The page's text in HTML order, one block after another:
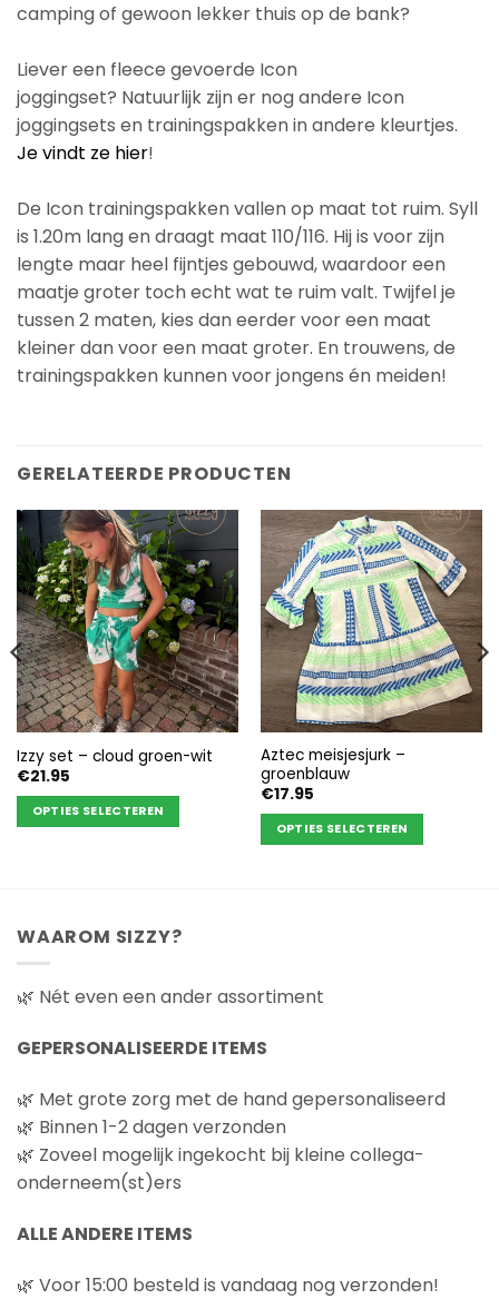
camping of gewoon lekker thuis op de bank?
Liever een fleece gevoerde Icon
joggingset? Natuurlijk zijn er nog andere Icon
joggingsets en trainingspakken in andere kleurtjes.
Je vindt ze hier!
De Icon trainingspakken vallen op maat tot ruim. Syll
is 1.20m lang en draagt maat 110/116. Hij is voor zijn
lengte maar heel fijntjes gebouwd, waardoor een
maatje groter toch echt wat te ruim valt. Twijfel je
tussen 2 maten, kies dan eerder voor een maat
kleiner dan voor een maat groter. En trouwens, de
trainingspakken kunnen voor jongens én meiden!
GERELATEERDE PRODUCTEN
Izzy set – cloud groen-wit
€21.95
OPTIES SELECTEREN
variaties.
kan
worden
de
productpagina
Aztec meisjesjurk –
groenblauw
€17.95
OPTIES SELECTEREN
optie
gekozen
productpagina
WAAROM SIZZY?
🌿 Nét even een ander assortiment
GEPERSONALISEERDE ITEMS
🌿 Met grote zorg met de hand gepersonaliseerd
🌿 Binnen 1-2 dagen verzonden
🌿 Zoveel mogelijk ingekocht bij kleine collega-
onderneem(st)ers
ALLE ANDERE ITEMS
🌿 Voor 15:00 besteld is vandaag nog verzonden!